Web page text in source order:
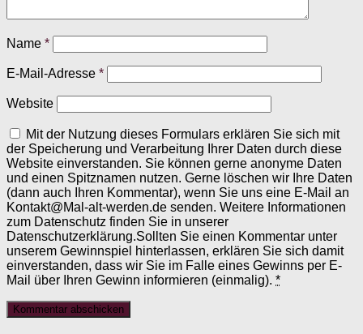
Name *
E-Mail-Adresse *
Website
Mit der Nutzung dieses Formulars erklären Sie sich mit
der Speicherung und Verarbeitung Ihrer Daten durch diese
Website einverstanden. Sie können gerne anonyme Daten
und einen Spitznamen nutzen. Gerne löschen wir Ihre Daten
(dann auch Ihren Kommentar), wenn Sie uns eine E-Mail an
Kontakt@Mal-alt-werden.de senden. Weitere Informationen
zum Datenschutz finden Sie in unserer
Datenschutzerklärung.Sollten Sie einen Kommentar unter
unserem Gewinnspiel hinterlassen, erklären Sie sich damit
einverstanden, dass wir Sie im Falle eines Gewinns per E-
Mail über Ihren Gewinn informieren (einmalig). *